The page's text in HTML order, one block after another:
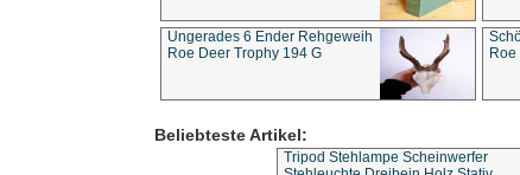
Ungerades 6 Ender Rehgeweih
Roe Deer Trophy 194 G
Beliebteste Artikel:
Tripod Stehlampe Scheinwerfer